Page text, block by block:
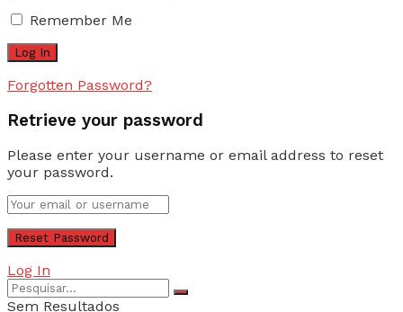
Remember Me
Forgotten Password?
Retrieve your password
Please enter your username or email address to reset
your password.
Log In
Sem Resultados